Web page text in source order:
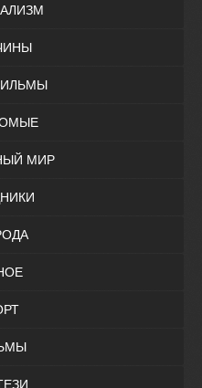
МИР